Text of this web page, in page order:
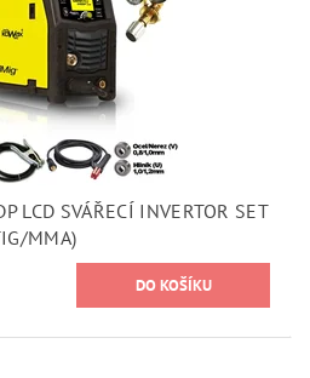
LCD SVÁŘECÍ INVERTOR SET
MMA)